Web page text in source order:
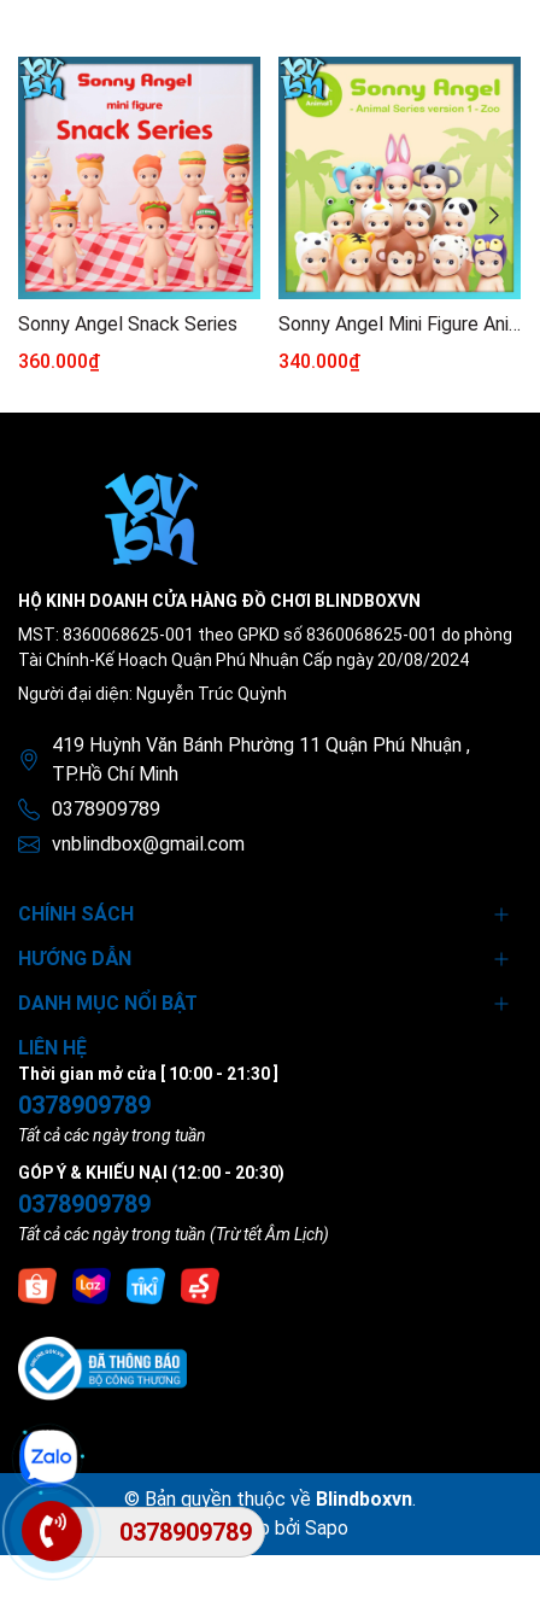
Sonny Angel Snack Series
360.000₫
Sonny Angel Mini Figure Animal Series Ver 1
340.000₫
HỘ KINH DOANH CỬA HÀNG ĐỒ CHƠI BLINDBOXVN
MST: 8360068625-001 theo GPKD số 8360068625-001 do phòng
Tài Chính-Kế Hoạch Quận Phú Nhuận Cấp ngày 20/08/2024
Người đại diện: Nguyễn Trúc Quỳnh
419 Huỳnh Văn Bánh Phường 11 Quận Phú Nhuận ,
TP.Hồ Chí Minh
0378909789
vnblindbox@gmail.com
CHÍNH SÁCH
HƯỚNG DẪN
DANH MỤC NỔI BẬT
LIÊN HỆ
Thời gian mở cửa [ 10:00 - 21:30 ]
0378909789
Tất cả các ngày trong tuần
GÓP Ý & KHIẾU NẠI (12:00 - 20:30)
0378909789
Tất cả các ngày trong tuần (Trừ tết Âm Lịch)
© Bản quyền thuộc về Blindboxvn.
Cung cấp bởi Sapo
0378909789